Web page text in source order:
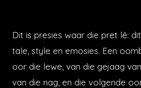
Dit is presies waar die pret lê:
tale, style en emosies. Een
oor die lewe, van die gejaag
van die nag, en die volgende